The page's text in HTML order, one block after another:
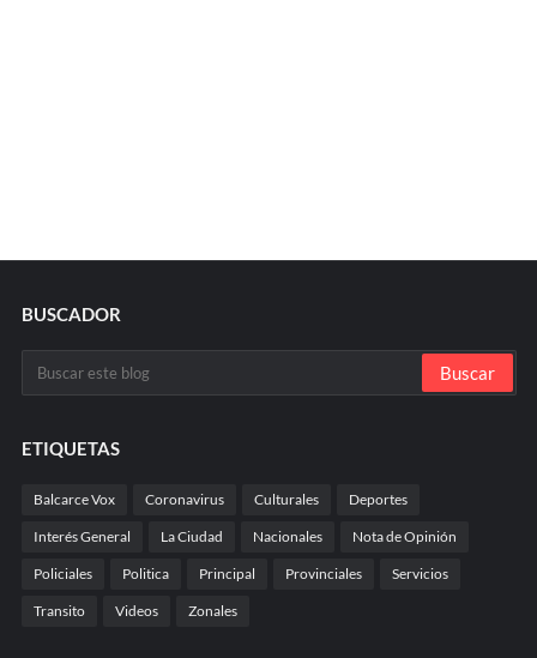
BUSCADOR
ETIQUETAS
Balcarce Vox Coronavirus Culturales Deportes
Interés General La Ciudad Nacionales Nota de Opinión
Policiales Politica Principal Provinciales Servicios
Transito Videos Zonales